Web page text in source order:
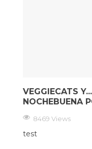
VEGGIECATS
NOCHEBUENA
8469 Views
test